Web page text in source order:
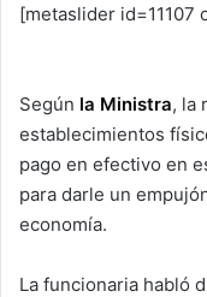
[metaslider id=11107
Según la Ministra, la
establecimientos
pago en efectivo en
para darle un
economía.
La funcionaria habló